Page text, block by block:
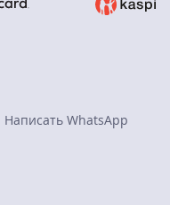
Написать WhatsApp